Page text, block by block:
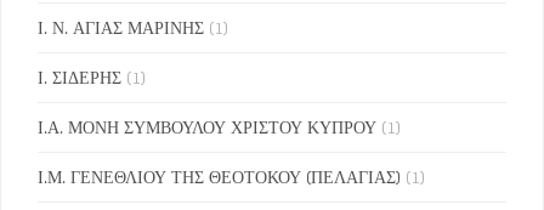
Ι. Ν. ΑΓΙΑΣ ΜΑΡΙΝΗΣ (1)
Ι. ΣΙΔΕΡΗΣ (1)
Ι.Α. ΜΟΝΗ ΣΥΜΒΟΥΛΟΥ ΧΡΙΣΤΟΥ ΚΥΠΡΟΥ (1)
Ι.Μ. ΓΕΝΕΘΛΙΟΥ ΤΗΣ ΘΕΟΤΟΚΟΥ (ΠΕΛΑΓΙΑΣ) (1)